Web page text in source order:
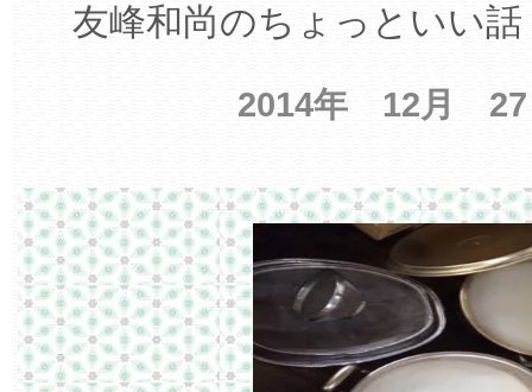
友峰和尚のちょっといい
2014年 12月